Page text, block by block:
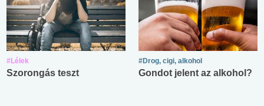
#Lélek
Szorongás teszt
#Drog, cigi, alkohol
Gondot jelent az alkohol?